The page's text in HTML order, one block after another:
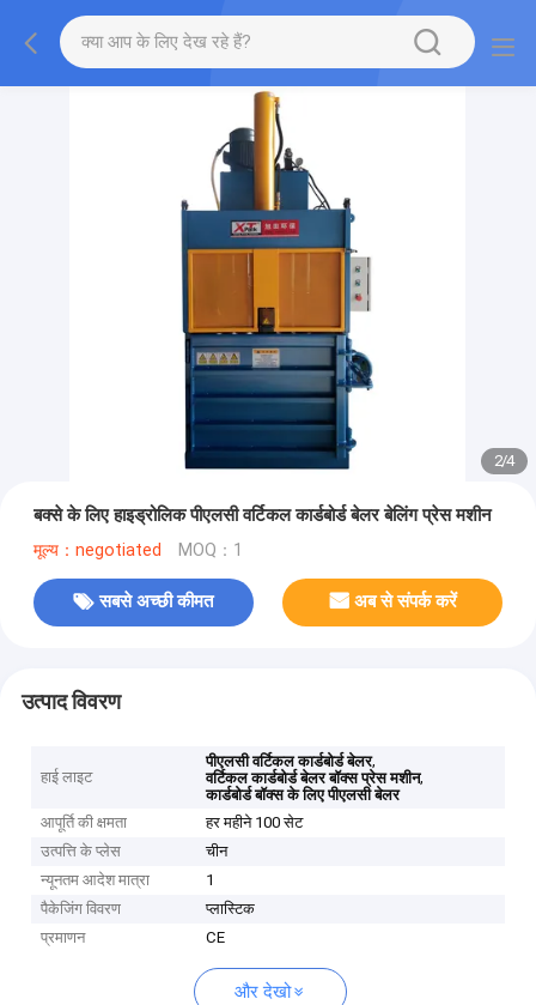
2/4
बक्से के लिए हाइड्रोलिक पीएलसी वर्टिकल कार्डबोर्ड बेलर बेलिंग प्रेस मशीन
मूल्य：negotiated MOQ：1
सबसे अच्छी कीमत अब से संपर्क करें
उत्पाद विवरण
हाई लाइट
पीएलसी वर्टिकल कार्डबोर्ड बेलर,
वर्टिकल कार्डबोर्ड बेलर बॉक्स प्रेस मशीन,
कार्डबोर्ड बॉक्स के लिए पीएलसी बेलर
आपूर्ति की क्षमता
हर महीने 100 सेट
उत्पत्ति के प्लेस
चीन
न्यूनतम आदेश मात्रा
1
पैकेजिंग विवरण
प्लास्टिक
प्रमाणन
CE
और देखो